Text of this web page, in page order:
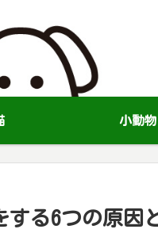
小動物
する6つの原因